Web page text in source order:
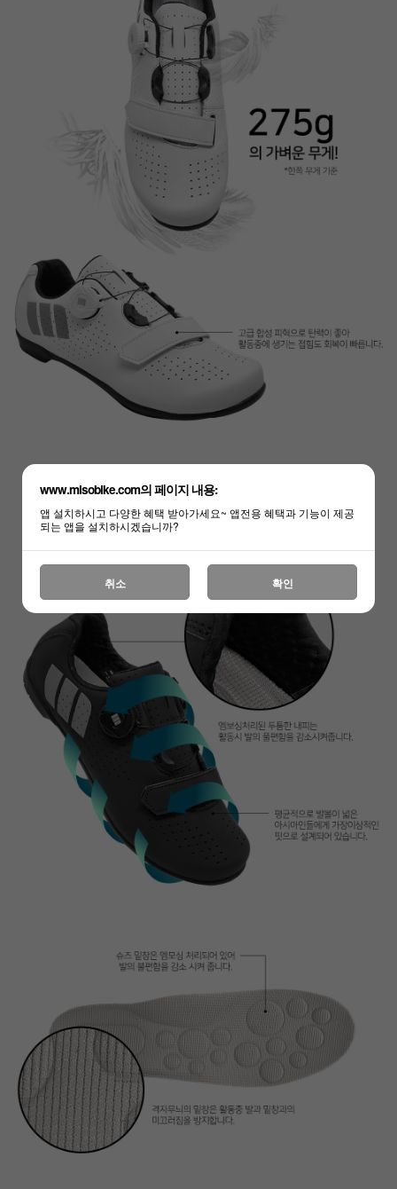
www.misobike.com의 페이지 내용:
앱 설치하시고 다양한 혜택 받아가세요~ 앱전용 혜택과 기능이 제공
되는 앱을 설치하시겠습니까?
취소 확인